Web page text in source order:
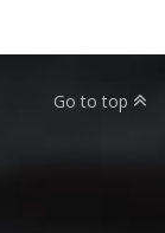
Go to top